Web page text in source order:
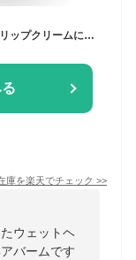
【髪のまとまり〜つや髪・濡れ髪】【ハンド・リップクリームにも】M.T.Balm（エムティーバーム）60g ウェットヘア まとめ髪 乾燥対策 ダメージ ヘアワックス スタイリング剤 ピーチバニラ ヘアバーム 保湿 艶 自然由来 パーマ
庫を楽天でチェック >>
ウェットヘ
バームです